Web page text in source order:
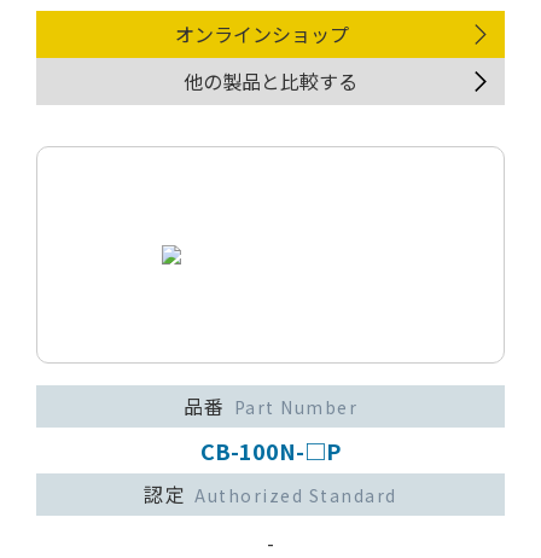
オンラインショップ
他の製品と比較する
品番 Part Number
CB-100N-□P
認定 Authorized Standard
-